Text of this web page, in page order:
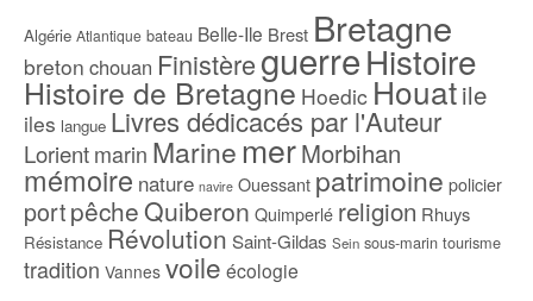
Algérie Atlantique bateau Belle-Ile Brest Bretagne
breton chouan FinistèreguerreHistoire
Histoire de Bretagne Hoedic Houatile
iles langue Livres dédicacés par l'Auteur
Lorientmarin Marine merMorbihan
mémoire nature navire Ouessant patrimoine policier
portpêcheQuiberon Quimperlé religion Rhuys
Résistance Révolution Saint-Gildas Sein sous-marin tourisme
tradition Vannes voile écologie